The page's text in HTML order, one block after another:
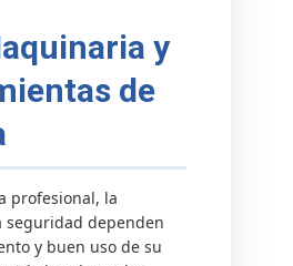
y
de
profesional, la
seguridad dependen
y buen uso de su